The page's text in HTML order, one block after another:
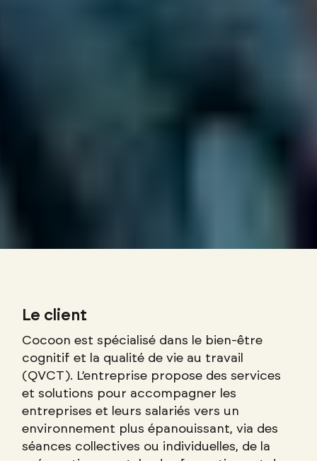
Le client
Cocoon est spécialisé dans le bien-être
cognitif et la qualité de vie au travail
(QVCT). L’entreprise propose des services
et solutions pour accompagner les
entreprises et leurs salariés vers un
environnement plus épanouissant, via des
séances collectives ou individuelles, de la